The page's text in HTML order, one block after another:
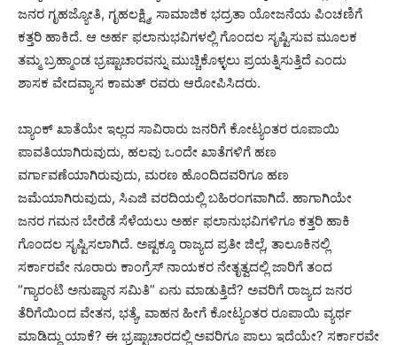
ಜನರ ಗೃಹಜ್ಯೋತಿ, ಗೃಹಲಕ್ಷ್ಮಿ, ಸಾಮಾಜಿಕ ಭದ್ರತಾ ಯೋಜನೆಯ ಪಿಂಚಣಿಗೆ
ಕತ್ತರಿ ಹಾಕಿದೆ. ಆ ಅರ್ಹ ಫಲಾನುಭವಿಗಳಲ್ಲಿ ಗೊಂದಲ ಸೃಷ್ಟಿಸುವ ಮೂಲಕ
ತಮ್ಮ ಬ್ರಹ್ಮಾಂಡ ಭ್ರಷ್ಟಾಚಾರವನ್ನು ಮುಚ್ಚಿಕೊಳ್ಳಲು ಪ್ರಯತ್ನಿಸುತ್ತಿದೆ ಎಂದು
ಶಾಸಕ ವೇದವ್ಯಾಸ ಕಾಮತ್ ರವರು ಆರೋಪಿಸಿದರು.
ಬ್ಯಾಂಕ್ ಖಾತೆಯೇ ಇಲ್ಲದ ಸಾವಿರಾರು ಜನರಿಗೆ ಕೋಟ್ಯಂತರ ರೂಪಾಯಿ
ಪಾವತಿಯಾಗಿರುವುದು, ಹಲವು ಒಂದೇ ಖಾತೆಗಳಿಗೆ ಹಣ
ವರ್ಗಾವಣೆಯಾಗಿರುವುದು, ಮರಣ ಹೊಂದಿದವರಿಗೂ ಹಣ
ಜಮೆಯಾಗಿರುವುದು, ಸಿಎಜಿ ವರದಿಯಲ್ಲಿ ಬಹಿರಂಗವಾಗಿದೆ. ಹಾಗಾಗಿಯೇ
ಜನರ ಗಮನ ಬೇರೆಡೆ ಸೆಳೆಯಲು ಅರ್ಹ ಫಲಾನುಭವಿಗಳಿಗೂ ಕತ್ತರಿ ಹಾಕಿ
ಗೊಂದಲ ಸೃಷ್ಟಿಸಲಾಗಿದೆ. ಅಷ್ಟಕ್ಕೂ ರಾಜ್ಯದ ಪ್ರತೀ ಜಿಲ್ಲೆ, ತಾಲೂಕಿನಲ್ಲಿ
ಸರ್ಕಾರವೇ ನೂರಾರು ಕಾಂಗ್ರೆಸ್ ನಾಯಕರ ನೇತೃತ್ವದಲ್ಲಿ ಜಾರಿಗೆ ತಂದ
“ಗ್ಯಾರಂಟಿ ಅನುಷ್ಠಾನ ಸಮಿತಿ” ಏನು ಮಾಡುತ್ತಿದೆ? ಅವರಿಗೆ ರಾಜ್ಯದ ಜನರ
ತೆರಿಗೆಯಿಂದ ವೇತನ, ಭತ್ಯೆ, ವಾಹನ ಹೀಗೆ ಕೋಟ್ಯಂತರ ರೂಪಾಯಿ ವ್ಯರ್ಥ
ಮಾಡಿದ್ದು ಯಾಕೆ? ಈ ಭ್ರಷ್ಟಾಚಾರದಲ್ಲಿ ಅವರಿಗೂ ಪಾಲು ಇದೆಯೇ? ಸರ್ಕಾರವೇ